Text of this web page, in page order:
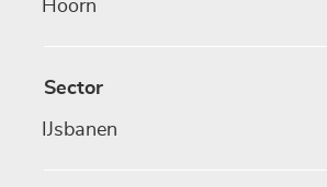
Hoorn
Sector
IJsbanen